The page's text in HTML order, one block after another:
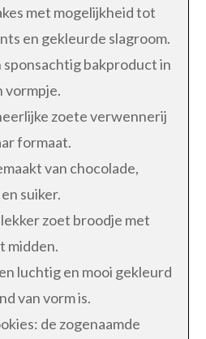
met mogelijkheid tot
en gekleurde slagroom.
bakproduct in
vormpje.
zoete verwennerij
formaat.
van chocolade,
suiker.
zoet broodje met
midden.
luchtig en mooi gekleurd
van vorm is.
de zogenaamde